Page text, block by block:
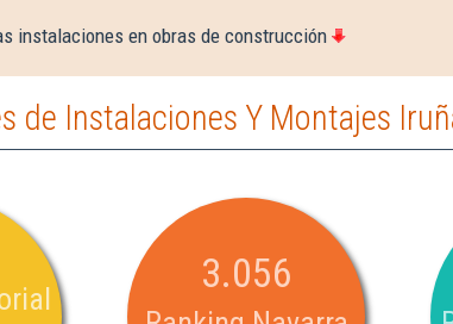
instalaciones en obras de construcción
de Instalaciones Y Montajes
3.056